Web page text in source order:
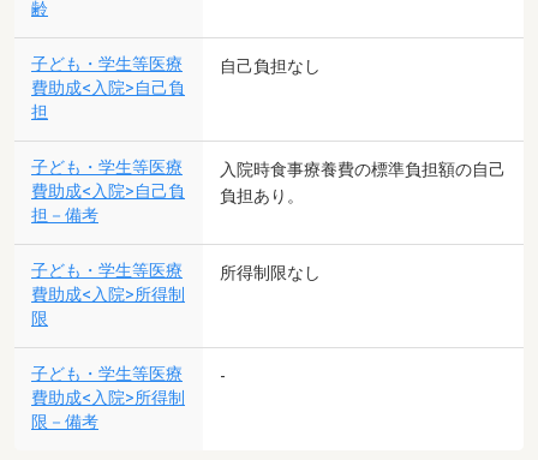
齢
子ども・学生等医療
費助成<入院>自己負
担
自己負担なし
子ども・学生等医療
費助成<入院>自己負
担－備考
入院時食事療養費の標準負担額の自己
負担あり。
子ども・学生等医療
費助成<入院>所得制
限
所得制限なし
子ども・学生等医療
費助成<入院>所得制
限－備考
-